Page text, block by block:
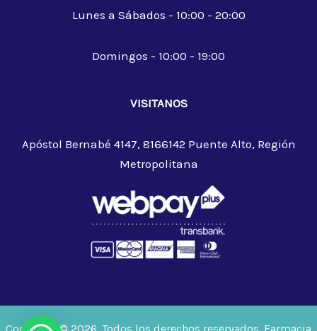
Lunes a Sábados - 10:00 - 20:00
Domingos - 10:00 - 19:00
VISITANOS
Apóstol Bernabé 4147, 8166142 Puente Alto, Región
Metropolitana